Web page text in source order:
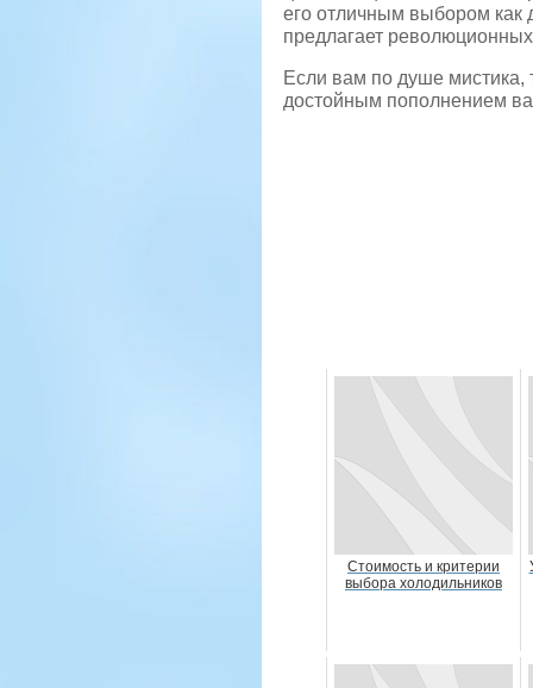
его отличным выбором как
предлагает
Если вам по душе
достойным пополнением
Стоимость и критерии
выбора холодильников